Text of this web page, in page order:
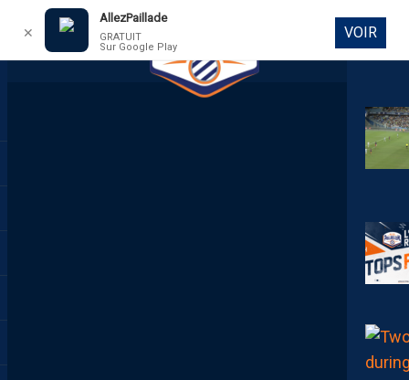
DIRECT
✕
AllezPaillade
GRATUIT
Sur Google Play
VOIR